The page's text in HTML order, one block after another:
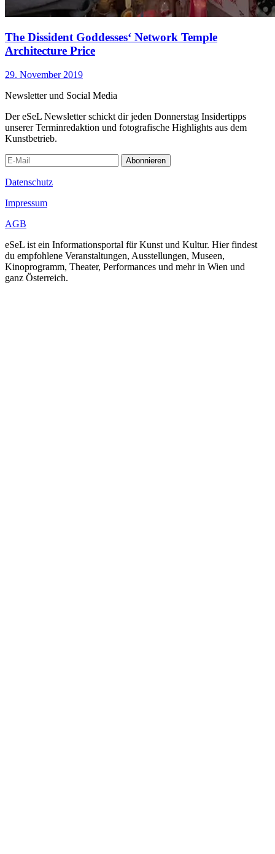
The Dissident Goddesses‘ Network Temple
Architecture Price
29. November 2019
Newsletter und Social Media
Der eSeL Newsletter schickt dir jeden Donnerstag Insidertipps
unserer Terminredaktion und fotografische Highlights aus dem
Kunstbetrieb.
Abonnieren
Datenschutz
Impressum
AGB
eSeL ist ein Informationsportal für Kunst und Kultur. Hier findest
du empfohlene Veranstaltungen, Ausstellungen, Museen,
Kinoprogramm, Theater, Performances und mehr in Wien und
ganz Österreich.